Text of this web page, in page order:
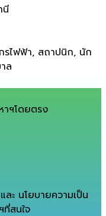
นี
รไฟฟ้า, สถาปนิก, นัก
ล
ฯโดยตรง
และ นโยบายความเป็น
สนใจ